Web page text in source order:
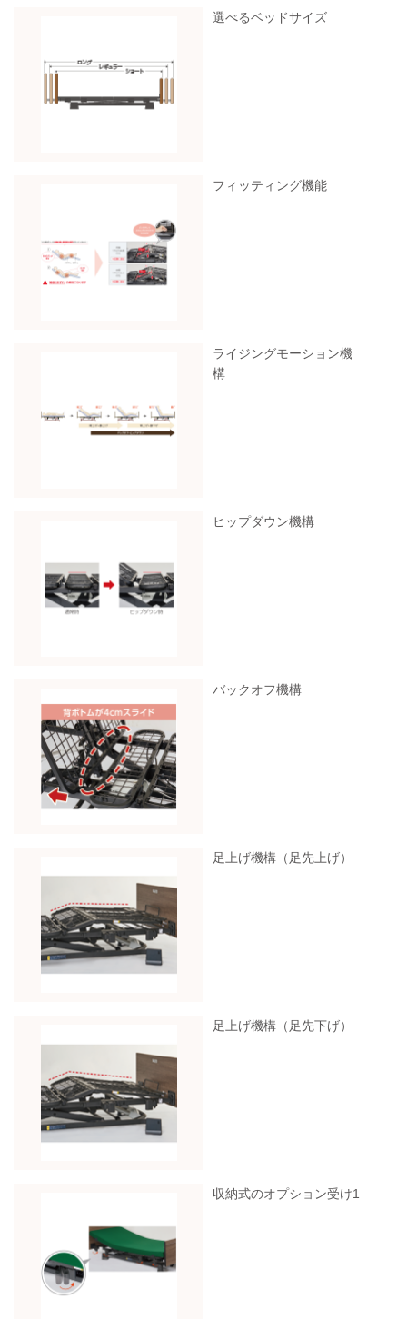
選べるベッドサイズ
フィッティング機能
ライジングモーション機
構
ヒップダウン機構
バックオフ機構
足上げ機構（足先上げ）
足上げ機構（足先下げ）
収納式のオプション受け1